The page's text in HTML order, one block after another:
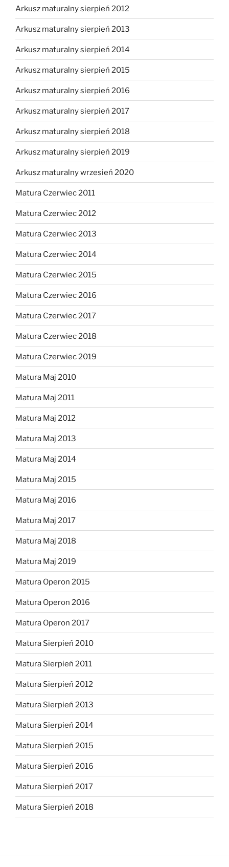
Arkusz maturalny sierpień 2012
Arkusz maturalny sierpień 2013
Arkusz maturalny sierpień 2014
Arkusz maturalny sierpień 2015
Arkusz maturalny sierpień 2016
Arkusz maturalny sierpień 2017
Arkusz maturalny sierpień 2018
Arkusz maturalny sierpień 2019
Arkusz maturalny wrzesień 2020
Matura Czerwiec 2011
Matura Czerwiec 2012
Matura Czerwiec 2013
Matura Czerwiec 2014
Matura Czerwiec 2015
Matura Czerwiec 2016
Matura Czerwiec 2017
Matura Czerwiec 2018
Matura Czerwiec 2019
Matura Maj 2010
Matura Maj 2011
Matura Maj 2012
Matura Maj 2013
Matura Maj 2014
Matura Maj 2015
Matura Maj 2016
Matura Maj 2017
Matura Maj 2018
Matura Maj 2019
Matura Operon 2015
Matura Operon 2016
Matura Operon 2017
Matura Sierpień 2010
Matura Sierpień 2011
Matura Sierpień 2012
Matura Sierpień 2013
Matura Sierpień 2014
Matura Sierpień 2015
Matura Sierpień 2016
Matura Sierpień 2017
Matura Sierpień 2018